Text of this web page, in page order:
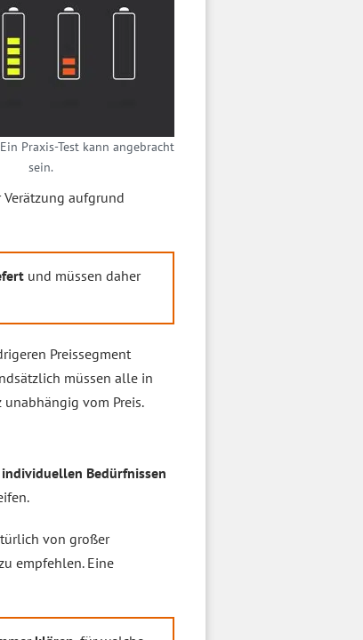
Praxis-Test kann angebracht
sein.
aufgrund
und müssen daher
Preissegment
müssen alle in
vom Preis.
individuellen Bedürfnissen
von großer
empfehlen. Eine